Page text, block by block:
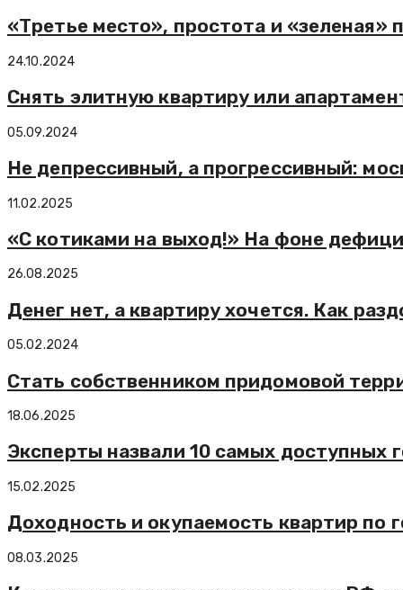
«Третье место», простота и
24.10.2024
Снять элитную квартиру или
05.09.2024
Не депрессивный, а прогрессивный:
11.02.2025
«С котиками на выход!» На фоне
26.08.2025
Денег нет, а квартиру хочется. Как
05.02.2024
Стать собственником придомовой
18.06.2025
Эксперты назвали 10 самых доступных
15.02.2025
Доходность и окупаемость квартир
08.03.2025